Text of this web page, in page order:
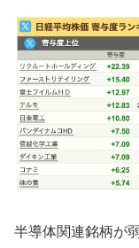
半導体関連銘柄が